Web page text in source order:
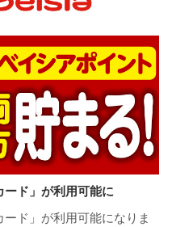
ード」が利用可能に
ード」が利用可能になりま